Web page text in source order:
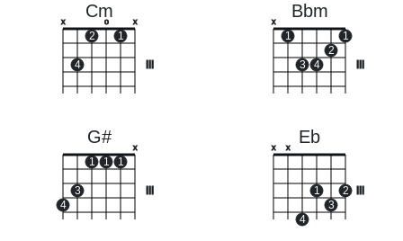
Cm
x
4
2
o
1
x
Bbm
x
1
3 4
2
1
G#
4
3
1 1 1
x
Eb
x x
4
1
3
2